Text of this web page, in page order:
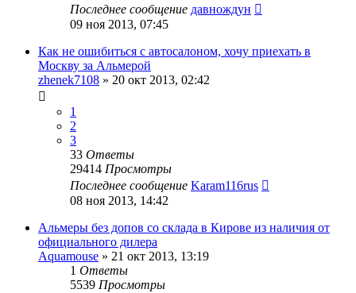
Последнее сообщение давнождун
09 ноя 2013, 07:45
Как не ошибиться с автосалоном, хочу приехать в
Москву за Альмерой
zhenek7108 » 20 окт 2013, 02:42
1
2
3
33 Ответы
29414 Просмотры
Последнее сообщение Karam116rus
08 ноя 2013, 14:42
Альмеры без допов со склада в Кирове из наличия от
официального дилера
Aquamouse » 21 окт 2013, 13:19
1 Ответы
5539 Просмотры